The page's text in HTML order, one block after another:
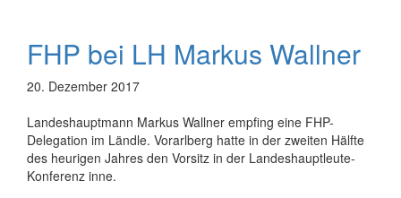
FHP bei LH Markus Wallner
20. Dezember 2017
Landeshauptmann Markus Wallner empfing eine FHP-
Delegation im Ländle. Vorarlberg hatte in der zweiten Hälfte
des heurigen Jahres den Vorsitz in der Landeshauptleute-
Konferenz inne.